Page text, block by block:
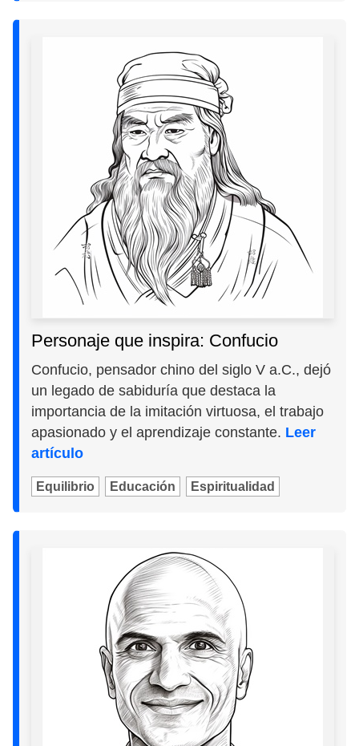
Personaje que inspira: Confucio
Confucio, pensador chino del siglo V a.C., dejó
un legado de sabiduría que destaca la
importancia de la imitación virtuosa, el trabajo
apasionado y el aprendizaje constante. Leer
artículo
Equilibrio Educación Espiritualidad